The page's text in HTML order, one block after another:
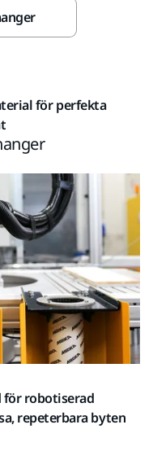
för perfekta
för robotiserad
repeterbara byten